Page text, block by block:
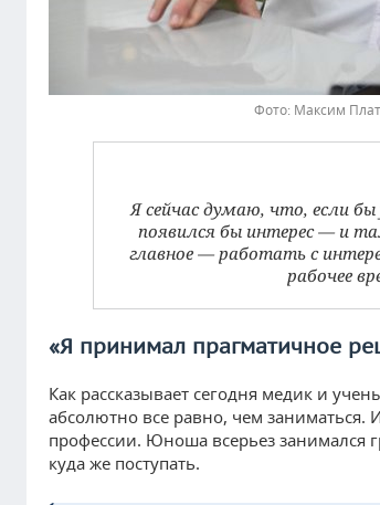
Фото: Максим
Я сейчас думаю, что, если
появился бы интерес — и
главное — работать с
рабочее
«Я принимал прагматичное
Как рассказывает сегодня медик и
абсолютно все равно, чем
профессии. Юноша всерьез занимался
куда же поступать.